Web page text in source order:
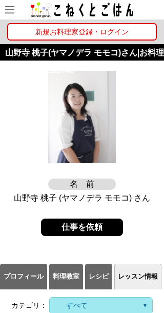
新規お料理家登録・ログイン
山野寺 桃子(ヤマノデラ モモコ)さん|お料理
名 前
山野寺 桃子 (ヤマノデラ モモコ) さん
仕事を依頼
プロフィール 料理教室 レシピ レッスン情報
カテゴリ：